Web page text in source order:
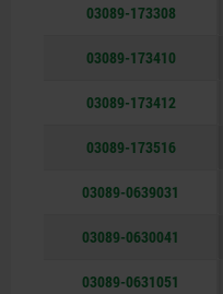
03089-173308
03089-173410
03089-173412
03089-173516
03089-0639031
03089-0630041
03089-0631051